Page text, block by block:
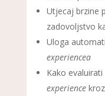
Utjecaj brzine
zadovoljstvo
Uloga
experiencea
Kako
experience